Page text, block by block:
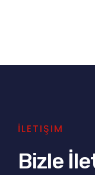
İLETIŞIM
Bizle